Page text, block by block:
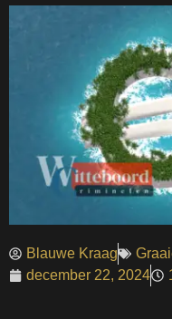
Blauwe Kraag
december 22, 2024